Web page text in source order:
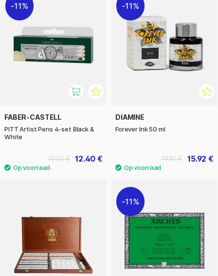
11%
FABER-CASTELL
PITT Artist Pens 4-set Black &
White
12.40 €
15.50 €
11%
DIAMINE
Forever Ink 50 ml
15.92 €
19.90 €
11%